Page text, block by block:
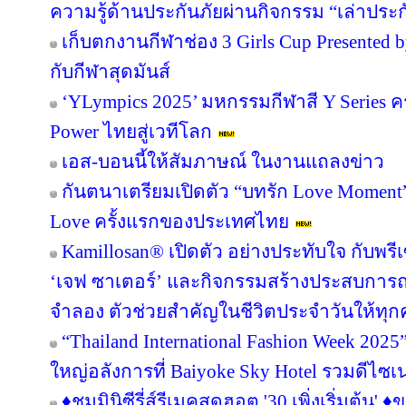
ความรู้ด้านประกันภัยผ่านกิจกรรม “เล่าปร
เก็บตกงานกีฬาช่อง 3 Girls Cup
กับกีฬาสุดมันส์
‘YLympics 2025’ มหกรรมกีฬาสี Y
Power ไทยสู่เวทีโลก
เอส-บอนนี้ให้สัมภาษณ์ ในงานแถลงข่าว
กันตนาเตรียมเปิดตัว “บทรัก Love
Love ครั้งแรกของประเทศไทย
Kamillosan® เปิดตัว อย่างประทับใจ กับพ
‘เจฟ ซาเตอร์’ และกิจกรรมสร้างประสบก
จำลอง ตัวช่วยสำคัญในชีวิตประจำวันให้ทุ
“Thailand International Fashion Week
ใหญ่อลังการที่ Baiyoke Sky Hotel รวมดีไซเ